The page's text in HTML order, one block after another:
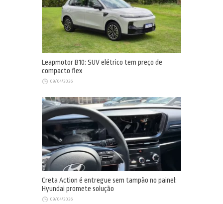
Leapmotor B10: SUV elétrico tem preço de
compacto flex
09/04/2026
Creta Action é entregue sem tampão no painel:
Hyundai promete solução
09/04/2026